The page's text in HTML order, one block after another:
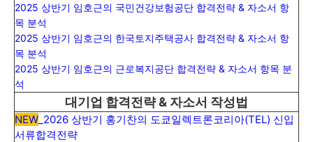
2025 상반기 임호근의 국민건강보험공단 합격전략 & 자소서 항
목 분석
2025 상반기 임호근의 한국토지주택공사 합격전략 & 자소서 항
목 분석
2025 상반기 임호근의 근로복지공단 합격전략 & 자소서 항목 분
석
대기업 합격전략 & 자소서 작성법
NEW _2026 상반기 홍기찬의 도쿄일렉트론코리아(TEL) 신입
서류합격전략